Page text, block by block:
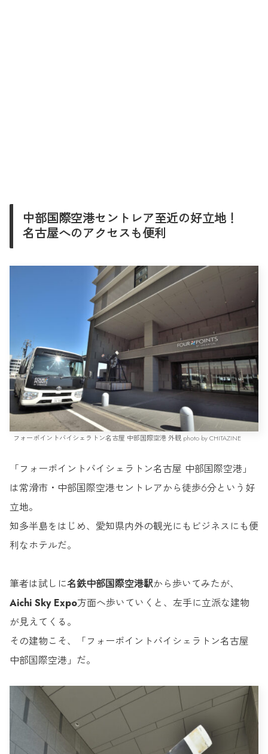
中部国際空港セントレア至近の好立地！
名古屋へのアクセスも便利
フォーポイントバイシェラトン名古屋 中部国際空港 外観 photo by CHITAZINE
「フォーポイントバイシェラトン名古屋 中部国際空港」
は常滑市・中部国際空港セントレアから徒歩6分という好
立地。
知多半島をはじめ、愛知県内外の観光にもビジネスにも便
利なホテルだ。
筆者は試しに名鉄中部国際空港駅から歩いてみたが、
Aichi Sky Expo方面へ歩いていくと、左手に立派な建物
が見えてくる。
その建物こそ、「フォーポイントバイシェラトン名古屋
中部国際空港」だ。